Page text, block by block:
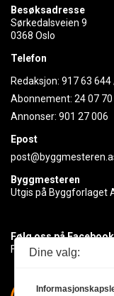
Besøksadresse
Sørkedalsveien 9
0368 Oslo
Telefon
Redaksjon: 917 63 644
Abonnement: 24 07
Annonser: 901 27 006
Epost
Byggmesteren
Utgis på Byggforlaget
Følg oss på Facebook
Få med deg det siste
Dine valg: